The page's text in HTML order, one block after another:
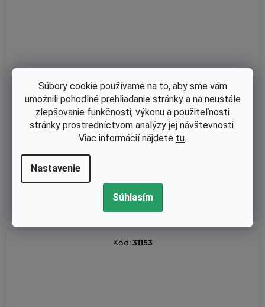
Súbory cookie používame na to, aby sme vám
umožnili pohodlné prehliadanie stránky a na neustále
zlepšovanie funkčnosti, výkonu a použiteľnosti
stránky prostredníctvom analýzy jej návštevnosti.
Viac informácií nájdete tu.
Nastavenie
Súhlasím
Výfuk (výfukový tlmič) Oleo-Mac 938, 942, 946, 951 originál 094
600176
Na dopyt
€37,52 bez DPH
€46,15
Kód:31153